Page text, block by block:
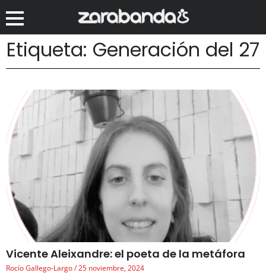
Etiqueta: Generación del 27
Vicente Aleixandre: el poeta de la metáfora
Rocío Gallego-Largo 25 noviembre, 2024